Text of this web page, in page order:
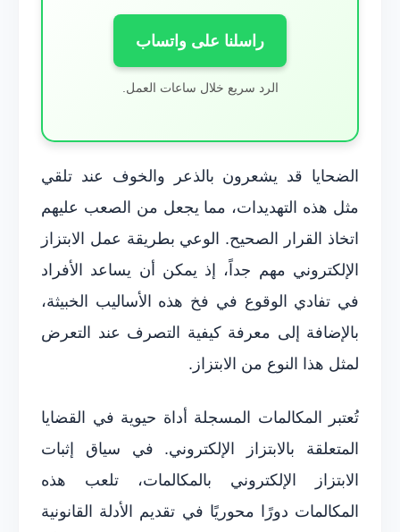
راسلنا على واتساب
الرد سريع خلال ساعات العمل.
الضحايا قد يشعرون بالذعر والخوف عند تلقي
مثل هذه التهديدات، مما يجعل من الصعب عليهم
اتخاذ القرار الصحيح. الوعي بطريقة عمل الابتزاز
الإلكتروني مهم جداً، إذ يمكن أن يساعد الأفراد
في تفادي الوقوع في فخ هذه الأساليب الخبيثة،
بالإضافة إلى معرفة كيفية التصرف عند التعرض
لمثل هذا النوع من الابتزاز.
تُعتبر المكالمات المسجلة أداة حيوية في القضايا
المتعلقة بالابتزاز الإلكتروني. في سياق إثبات
الابتزاز الإلكتروني بالمكالمات، تلعب هذه
المكالمات دورًا محوريًا في تقديم الأدلة القانونية